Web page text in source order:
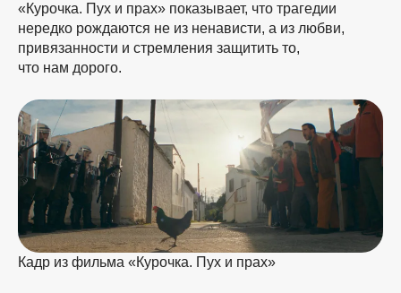
«Курочка. Пух и прах» показывает, что трагедии
нередко рождаются не из ненависти, а из любви,
привязанности и стремления защитить то,
что нам дорого.
Кадр из фильма «Курочка. Пух и прах»